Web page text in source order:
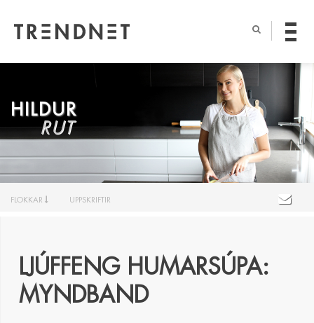
HILDUR
RUT
FLOKKAR UPPSKRIFTIR
LJÚFFENG HUMARSÚPA:
MYNDBAND